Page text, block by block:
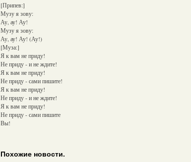
[Припев:]
Музу я зову:
Ау, ау! Ау!
Музу я зову:
Ау, ау! Ау! (Ау!)
[Муза:]
Я к вам не приду!
Не приду - и не ждите!
Я к вам не приду!
Не приду - сами пишите!
Я к вам не приду!
Не приду - и не ждите!
Я к вам не приду!
Не приду - сами пишите
Вы!
Похожие новости.